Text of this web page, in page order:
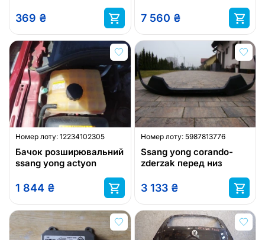
369 ₴ 7 560 ₴
Номер лоту: 12234102305
Бачок розширювальний
ssang yong actyon
1 844 ₴
Номер лоту: 5987813776
Ssang yong corando-
zderzak перед низ
3 133 ₴